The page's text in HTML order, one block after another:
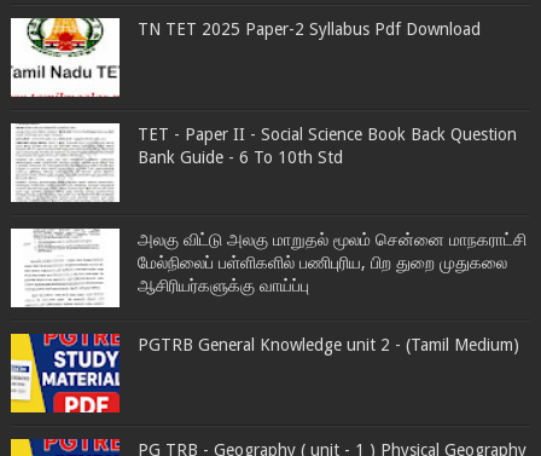
TN TET 2025 Paper-2 Syllabus Pdf Download
TET - Paper II - Social Science Book Back Question
Bank Guide - 6 To 10th Std
அலகு விட்டு அலகு மாறுதல் மூலம் சென்னை மாநகராட்சி
மேல்நிலைப் பள்ளிகளில் பணிபுரிய, பிற துறை முதுகலை
ஆசிரியர்களுக்கு வாய்ப்பு
PGTRB General Knowledge unit 2 - (Tamil Medium)
PG TRB - Geography ( unit - 1 ) Physical Geography